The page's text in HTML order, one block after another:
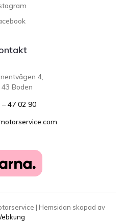
4,
Boden
47 02 90
| Hemsidan skapad av